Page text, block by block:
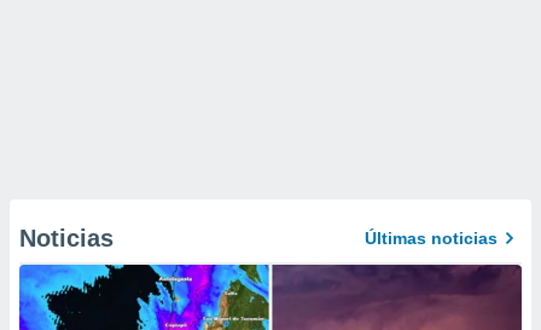
Noticias Últimas noticias